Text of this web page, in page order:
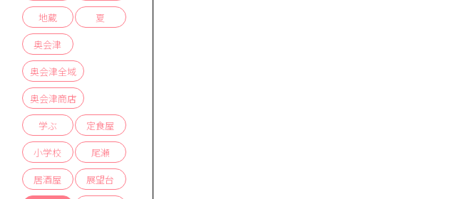
地蔵
夏
奥会津
奥会津全域
奥会津商店
学ぶ
定食屋
小学校
尾瀬
居酒屋
展望台